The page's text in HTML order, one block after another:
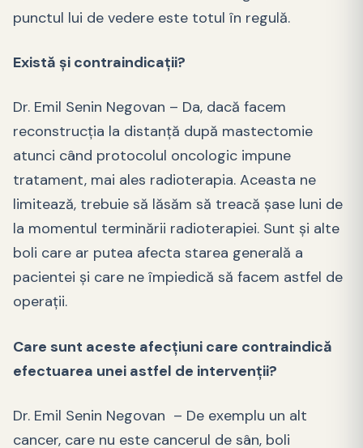
punctul lui de vedere este totul în regulă.
Există și contraindicații?
Dr. Emil Senin Negovan – Da, dacă facem
reconstrucția la distanță după mastectomie
atunci când protocolul oncologic impune
tratament, mai ales radioterapia. Aceasta ne
limitează, trebuie să lăsăm să treacă șase luni de
la momentul terminării radioterapiei. Sunt și alte
boli care ar putea afecta starea generală a
pacientei și care ne împiedică să facem astfel de
operații.
Care sunt aceste afecțiuni care contraindică
efectuarea unei astfel de intervenții?
Dr. Emil Senin Negovan – De exemplu un alt
cancer, care nu este cancerul de sân, boli